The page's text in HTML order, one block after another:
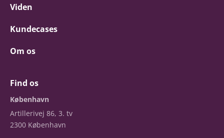
Viden
Kundecases
Om os
Find os
København
Artillerivej 86, 3. tv
2300 København